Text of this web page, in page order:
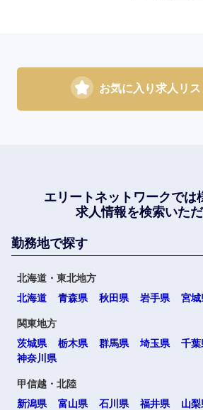
お気に入り求人リ
エリートネットワークでは
求人情報を検索いた
勤務地で探す
北海道・東北地方
北海道
青森県 秋田県 岩手県 宮城
関東地方
茨城県
栃木県 群馬県 埼玉県 千葉
神奈川県
甲信越・北陸
新潟県
富山県 石川県 福井県 山梨